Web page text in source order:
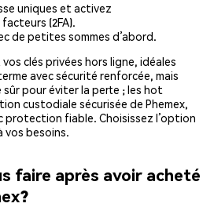
uniques et activez
(2FA).
de petites sommes d’abord.
clés privées hors ligne, idéales
avec sécurité renforcée, mais
pour éviter la perte ; les hot
custodiale sécurisée de Phemex,
fiable. Choisissez l’option
vos besoins.
faire après avoir acheté